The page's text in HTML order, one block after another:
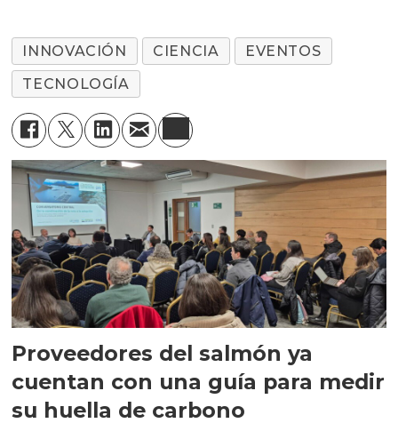
INNOVACIÓN CIENCIA
EVENTOS
TECNOLOGÍA
Proveedores del salmón ya
cuentan con una guía para medir
su huella de carbono